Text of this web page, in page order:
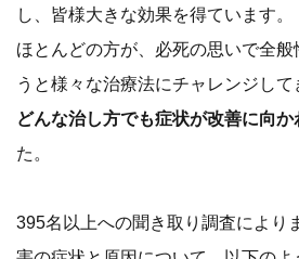
し、皆様大きな効果を得ています。
ほとんどの方が、必死の思いで全
うと様々な治療法にチャレンジして
どんな治し方でも症状が改善に向か
た。
395名以上への聞き取り調査により